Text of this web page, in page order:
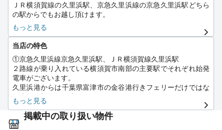
【女性に安心 防犯カメラ設置済】
ＪＲ横須賀線の久里浜駅、京急久里浜線の京急久里浜駅どちら
の駅からでもお越し頂けます。
当店は地元のスタッフを中心に街情報やおすすめの飲食店等、
お引越し後のライフスタイルもご提案させて頂きます。
是非、お部屋探しを含めた素敵な体験ができるようお手伝いさ
もっと見る
当店の特色
①京急久里浜線京急久里浜駅、ＪＲ横須賀線久里浜駅
２路線が乗り入れている横須賀市南部の主要駅でそれぞれ始発
電車がございます。
久里浜港からは千葉県富津市の金谷港行きフェリーだけではな
く大島や新島行の航路もございます。
くりはま花の国は季節により様々な花を鑑賞できます。
②京急久里浜線 京急久里浜～下りエリア ＹＲＰ野比駅～三浦
海岸駅
もっと見る
掲載中の取り扱い物件